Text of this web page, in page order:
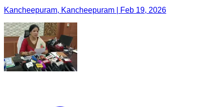
Kancheepuram, Kancheepuram | Feb 19, 2026